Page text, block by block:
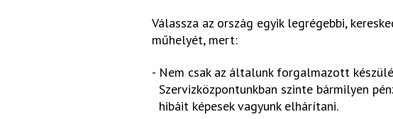
Válassza az ország egyik legrégebbi,
műhelyét, mert:
- Nem csak az általunk forgalmazott
Szervizközpontunkban szinte bármilyen
hibáit képesek vagyunk elhárítani.